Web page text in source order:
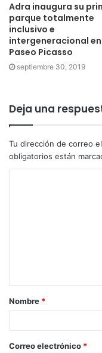
Adra inaugura su
parque totalmente
inclusivo e
intergeneracional en
Paseo Picasso
septiembre 30, 2019
Deja una
Tu dirección de correo
obligatorios están
Nombre *
Correo electrónico *